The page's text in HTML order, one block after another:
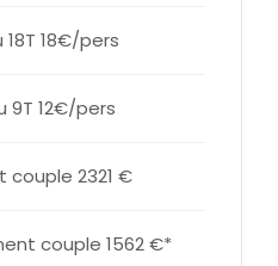
18€/pers
9T 12€/pers
couple 2321 €
couple 1562 €*